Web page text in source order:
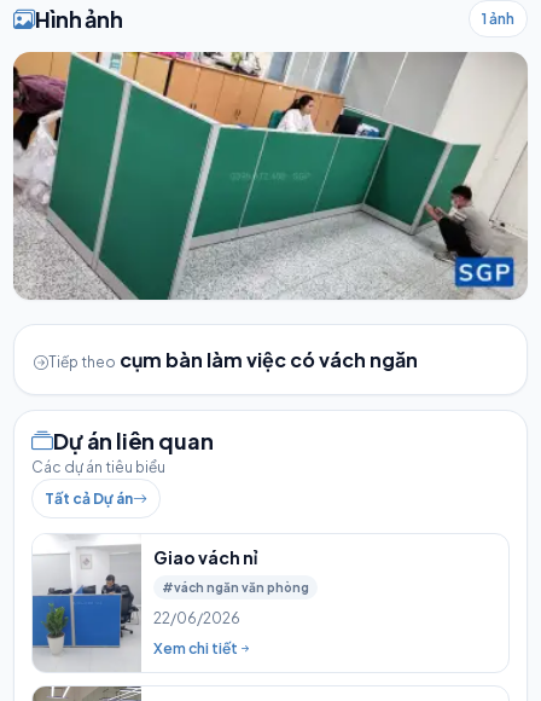
Hình ảnh 1 ảnh
Tiếp theo cụm bàn làm việc có vách ngăn
Dự án liên quan
Các dự án tiêu biểu
Tất cả Dự án
Giao vách nỉ
#vách ngăn văn phòng
22/06/2026
Xem chi tiết